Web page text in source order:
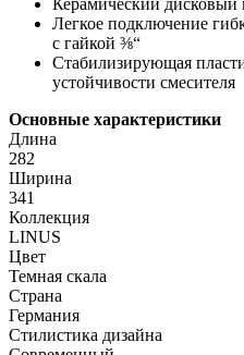
Керамический дисковый
Легкое подключение
с гайкой ⅜“
Стабилизирующая
устойчивости смесителя
Основные характеристики
Длина
282
Ширина
341
Коллекция
LINUS
Цвет
Темная скала
Страна
Германия
Стилистика дизайна